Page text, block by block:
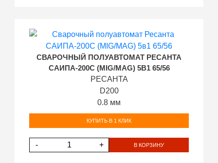
СВАРОЧНЫЙ ПОЛУАВТОМАТ РЕСАНТА
САИПА-200C (MIG/MAG) 5В1 65/56
РЕСАНТА
D200
0.8 мм
КУПИТЬ В 1 КЛИК
- + В КОРЗИНУ